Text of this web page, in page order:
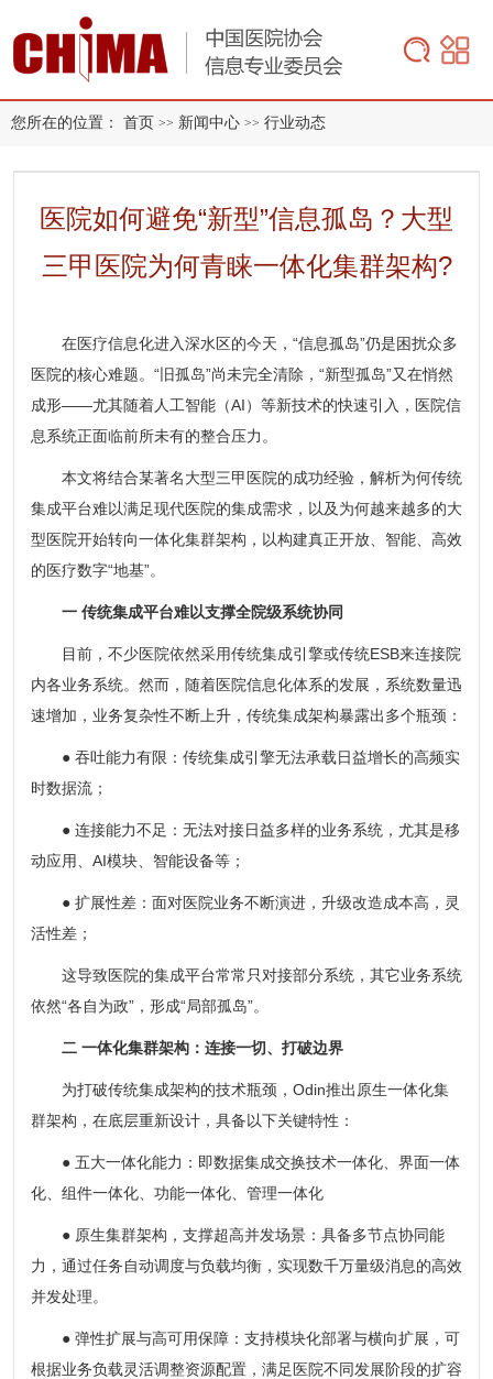
您所在的位置： 首页 >> 新闻中心 >> 行业动态
医院如何避免“新型”信息孤岛？大型
三甲医院为何青睐一体化集群架构?
在医疗信息化进入深水区的今天，“信息孤岛”仍是困扰众多
医院的核心难题。“旧孤岛”尚未完全清除，“新型孤岛”又在悄然
成形——尤其随着人工智能（AI）等新技术的快速引入，医院信
息系统正面临前所未有的整合压力。
本文将结合某著名大型三甲医院的成功经验，解析为何传统
集成平台难以满足现代医院的集成需求，以及为何越来越多的大
型医院开始转向一体化集群架构，以构建真正开放、智能、高效
的医疗数字“地基”。
一 传统集成平台难以支撑全院级系统协同
目前，不少医院依然采用传统集成引擎或传统ESB来连接院
内各业务系统。然而，随着医院信息化体系的发展，系统数量迅
速增加，业务复杂性不断上升，传统集成架构暴露出多个瓶颈：
● 吞吐能力有限：传统集成引擎无法承载日益增长的高频实
时数据流；
● 连接能力不足：无法对接日益多样的业务系统，尤其是移
动应用、AI模块、智能设备等；
● 扩展性差：面对医院业务不断演进，升级改造成本高，灵
活性差；
这导致医院的集成平台常常只对接部分系统，其它业务系统
依然“各自为政”，形成“局部孤岛”。
二 一体化集群架构：连接一切、打破边界
为打破传统集成架构的技术瓶颈，Odin推出原生一体化集
群架构，在底层重新设计，具备以下关键特性：
● 五大一体化能力：即数据集成交换技术一体化、界面一体
化、组件一体化、功能一体化、管理一体化
● 原生集群架构，支撑超高并发场景：具备多节点协同能
力，通过任务自动调度与负载均衡，实现数千万量级消息的高效
并发处理。
● 弹性扩展与高可用保障：支持模块化部署与横向扩展，可
根据业务负载灵活调整资源配置，满足医院不同发展阶段的扩容